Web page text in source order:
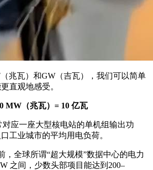
兆瓦）和GW（吉瓦），我们可以简单
直观地感受。
MW（兆瓦）= 10 亿瓦
对应一座大型核电站的单机组输出功
工业城市的平均用电负荷。
，全球所谓“超大规模”数据中心的电力
之间，少数头部项目能达到200–